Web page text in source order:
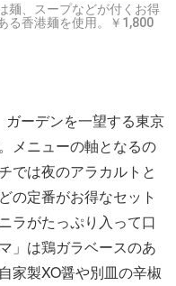
、スープなどが付くお得
る香港麺を使用。￥1,800
ーデンを一望する東京
メニューの軸となるの
では夜のアラカルトと
の定番がお得なセット
ラがたっぷり入って口
」は鶏ガラベースのあ
家製XO醤や別皿の辛椒